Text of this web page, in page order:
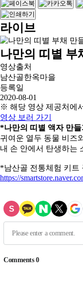
라이브
나만의 띠별 부
영상출처
남산골한옥마을
등록일
2020-08-01
※ 해당 영상 제공처에
영상 보러 가기
*나만의 띠별 액자 만들
귀여운 열두 동물 비즈
내 손 안에서 탄생하는
*남산골 전통체험 키트
https://